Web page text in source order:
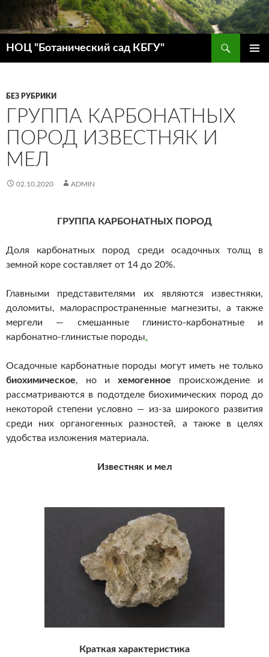
НОЦ "Ботанический сад КБГУ"
БЕЗ РУБРИКИ
ГРУППА КАРБОНАТНЫХ
ПОРОД ИЗВЕСТНЯК И
МЕЛ
02.10.2020 ADMIN
ГРУППА КАРБОНАТНЫХ ПОРОД
Доля карбонатных пород среди осадочных толщ в
земной коре составляет от 14 до 20%.
Главными представителями их являются известняки,
доломиты, малораспространенные магнезиты, а также
мергели — смешанные глинисто-карбонатные и
карбонатно-глинистые породы.
Осадочные карбонатные породы могут иметь не только
биохимическое, но и хемогенное происхождение и
рассматриваются в подотделе биохимических пород до
некоторой степени условно — из-за широкого развития
среди них органогенных разностей, а также в целях
удобства изложения материала.
Известняк и мел
Краткая характеристика